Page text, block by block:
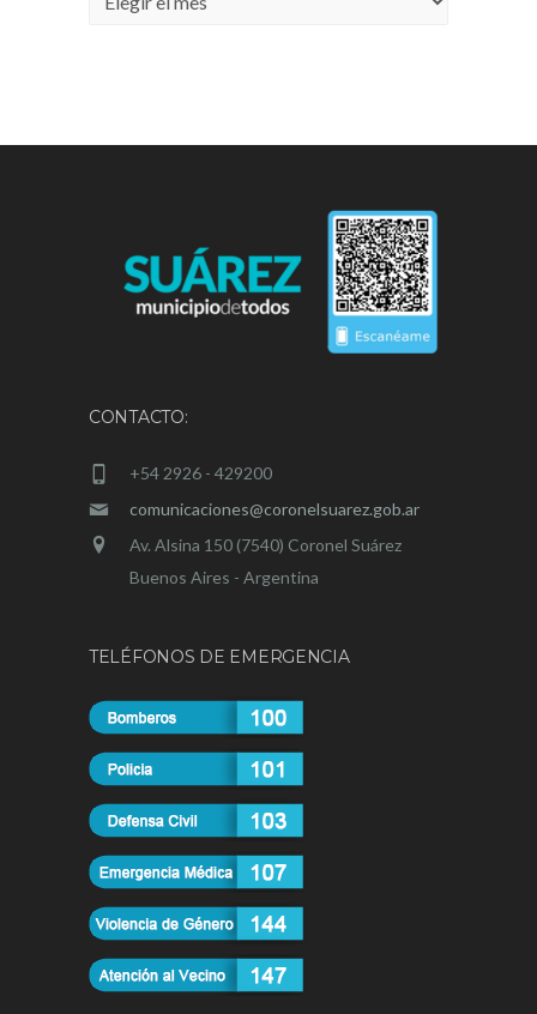
CONTACTO:
+54 2926 - 429200
comunicaciones@coronelsuarez.gob.ar
Av. Alsina 150 (7540) Coronel Suárez
Buenos Aires - Argentina
TELÉFONOS DE EMERGENCIA